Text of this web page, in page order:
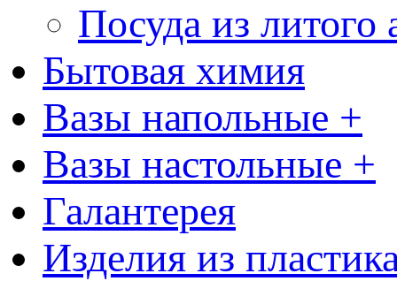
Посуда из
Бытовая химия
Вазы напольные +
Вазы настольные +
Галантерея
Изделия из